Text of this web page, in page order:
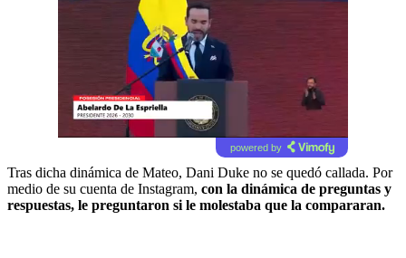
powered by
Tras dicha dinámica de Mateo, Dani Duke no se quedó callada. Por
medio de su cuenta de Instagram, con la dinámica de preguntas y
respuestas, le preguntaron si le molestaba que la compararan.